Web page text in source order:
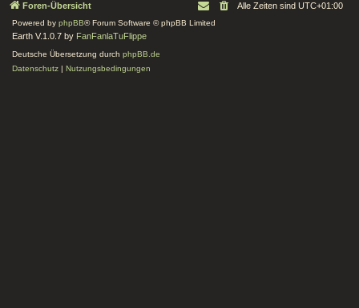
Foren-Übersicht Alle Zeiten sind UTC+01:00
Powered by phpBB® Forum Software © phpBB Limited
Earth V.1.0.7 by FanFanlaTuFlippe
Deutsche Übersetzung durch phpBB.de
Datenschutz | Nutzungsbedingungen